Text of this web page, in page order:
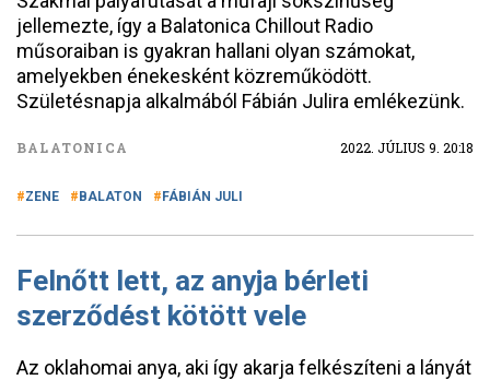
jellemezte, így a Balatonica Chillout Radio
műsoraiban is gyakran hallani olyan számokat,
amelyekben énekesként közreműködött.
Születésnapja alkalmából Fábián Julira emlékezünk.
BALATONICA 2022. JÚLIUS 9. 20:18
ZENE BALATON FÁBIÁN JULI
Felnőtt lett, az anyja bérleti
szerződést kötött vele
Az oklahomai anya, aki így akarja felkészíteni a lányát